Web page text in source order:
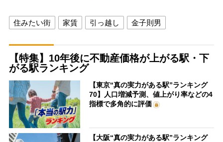
住みたい街 家賃 引っ越し 金子則男
【特集】10年後に不動産価格が上がる駅・下
がる駅ランキング
【東京“真の実力がある駅”ランキング
70】人口増減予測、値上がり率などの4
指標で多角的に評価
【大阪“真の実力がある駅”ランキング